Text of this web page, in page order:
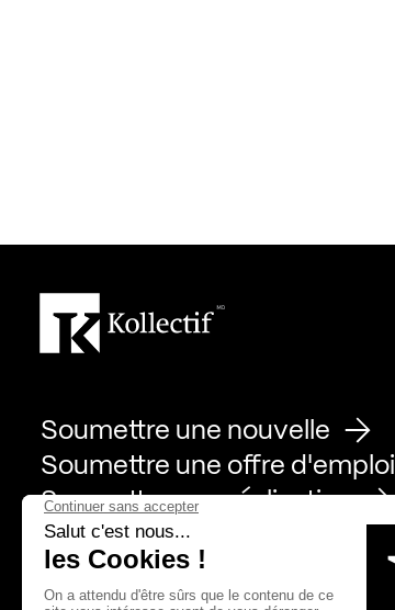
Soumettre une nouvelle
Soumettre une offre d'emploi
Soumettre une réalisation